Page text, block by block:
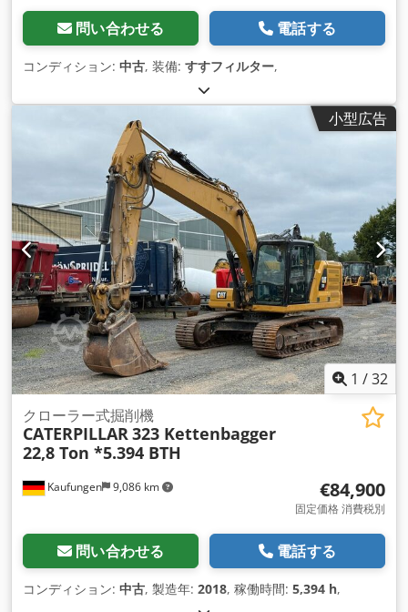
問い合わせる 電話する
コンディション: 中古, 装備: すすフィルター,
小型広告
1 /32
Kaufungen 9,086 km
クローラー式掘削機
CATERPILLAR 323 Kettenbagger
22,8 Ton *5.394 BTH
€84,900
固定価格 消費税別
問い合わせる 電話する
コンディション: 中古, 製造年: 2018, 稼働時間: 5,394 h,